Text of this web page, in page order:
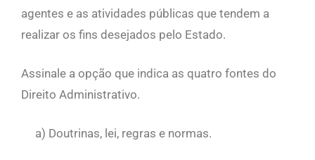
agentes e as atividades públicas que tendem a
realizar os fins desejados pelo Estado.
Assinale a opção que indica as quatro fontes do
Direito Administrativo.
a) Doutrinas, lei, regras e normas.